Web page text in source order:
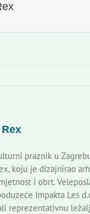
praznik u
koju je dizajnirao
i obrt.
Impakta Les
reprezentativnu